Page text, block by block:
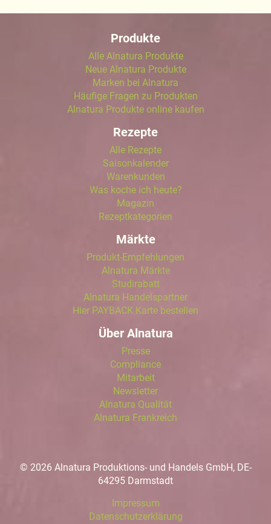
Produkte
Alle Alnatura Produkte
Neue Alnatura Produkte
Marken bei Alnatura
Häufige Fragen zu Produkten
Alnatura Produkte online kaufen
Rezepte
Alle Rezepte
Saisonkalender
Warenkunden
Was koche ich heute?
Magazin
Rezeptkategorien
Märkte
Produkt-Empfehlungen
Alnatura Märkte
Studirabatt
Alnatura Handelspartner
Hier PAYBACK Karte bestellen
Über Alnatura
Presse
Compliance
Mitarbeit
Newsletter
Alnatura Qualität
Alnatura Frankreich
© 2026 Alnatura Produktions- und Handels GmbH, DE-
64295 Darmstadt
Impressum
Datenschutzerklärung